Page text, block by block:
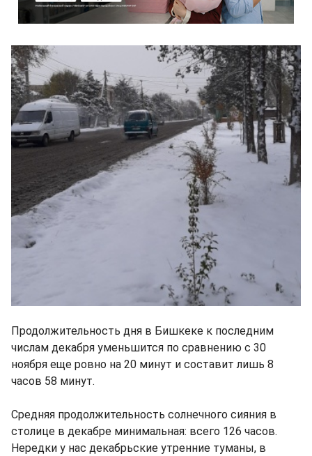
Продолжительность дня в Бишкеке к последним
числам декабря уменьшится по сравнению с 30
ноября еще ровно на 20 минут и составит лишь 8
часов 58 минут.
Средняя продолжительность солнечного сияния в
столице в декабре минимальная: всего 126 часов.
Нередки у нас декабрьские утренние туманы, в